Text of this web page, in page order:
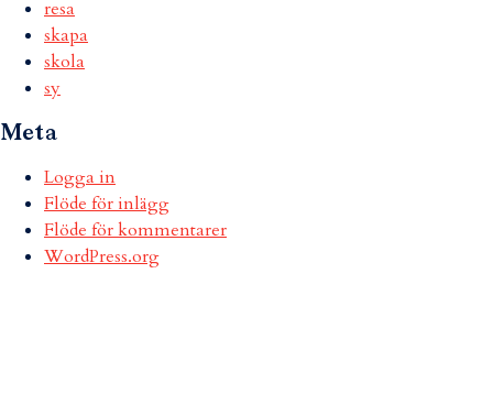
resa
skapa
skola
sy
Meta
Logga in
Flöde för inlägg
Flöde för kommentarer
WordPress.org